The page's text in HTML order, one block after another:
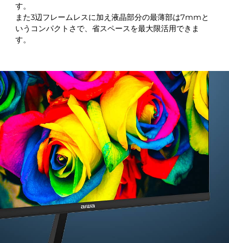
す。
また3辺フレームレスに加え液晶部分の最薄部は7mmと
いうコンパクトさで、省スペースを最大限活用できま
す。